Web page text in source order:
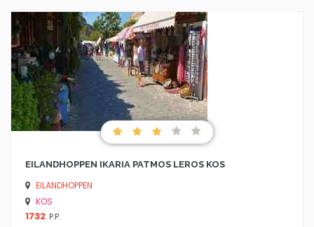
EILANDHOPPEN IKARIA PATMOS LEROS KOS
EILANDHOPPEN
KOS
1732 P.P.